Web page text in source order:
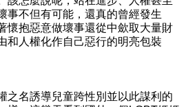
事不但有可能，還真的曾經發生
懷抱惡意做壞事還從中歛取大量財
和人權化作自己惡行的明亮包裝
之名誘導兒童跨性別並以此謀利的